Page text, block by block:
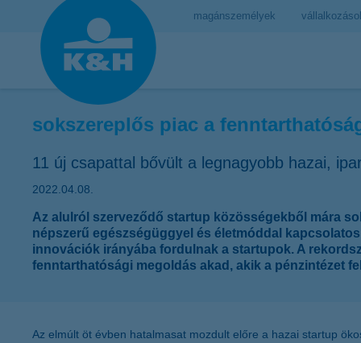
magánszemélyek
sokszereplős piac a
11 új csapattal bővült a legnagyobb hazai,
2022.04.08.
Az alulról szerveződő startup közösségekből mára
népszerű egészségüggyel és életmóddal
innovációk irányába fordulnak a startupok. A
fenntarthatósági megoldás akad, akik a pénzintézet
Az elmúlt öt évben hatalmasat mozdult előre a hazai startup